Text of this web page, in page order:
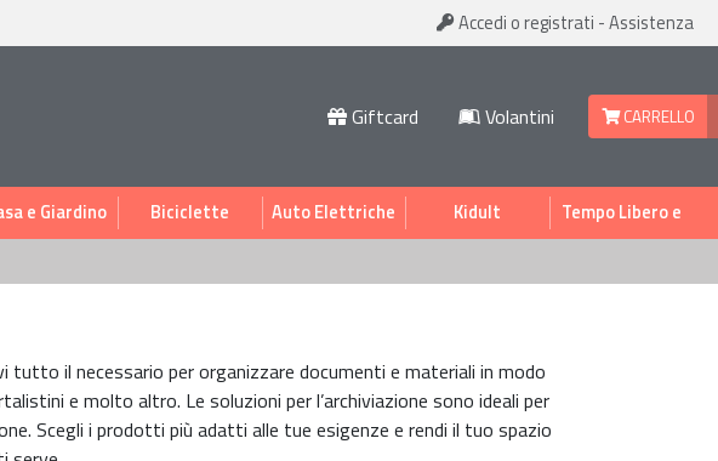
Accedi o registrati -Assistenza
Giftcard Volantini CARRELLO
e Giardino Biciclette Auto Elettriche Kidult
Tempo Libero e
Sport
il necessario per organizzare documenti e materiali in modo
e molto altro. Le soluzioni per l’archiviazione sono ideali per
Scegli i prodotti più adatti alle tue esigenze e rendi il tuo spazio